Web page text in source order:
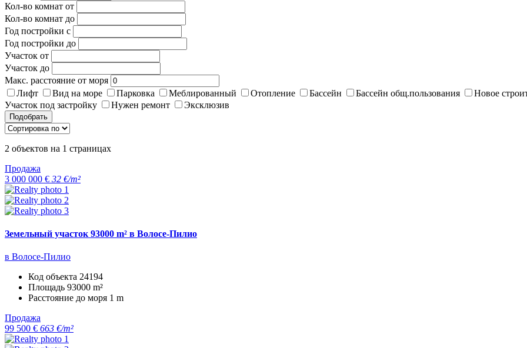
Кол-во комнат от
Кол-во комнат до
Год постройки с
Год постройки до
Участок от
Участок до
Макс. расстояние от моря
Лифт
Вид на море Парковка Меблированный Отопление Бассейн Бассейн общ.пользования Новое
Участок под застройку
Нужен ремонт Эксклюзив
Подобрать
2 объектов на 1 страницах
Продажа
3 000 000 € 32 €/m²
Земельный участок 93000 m² в Волосе-Пилио
в Волосе-Пилио
Код объекта 24194
Площадь 93000 m²
Расстояние до моря 1 m
Продажа
99 500 € 663 €/m²